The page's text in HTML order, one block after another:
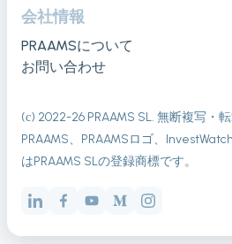
会社情報
PRAAMSについて
お問い合わせ
(с) 2022-26 PRAAMS SL. 無断複写・
PRAAMS、PRAAMSロゴ、
はPRAAMS SLの登録商標です。